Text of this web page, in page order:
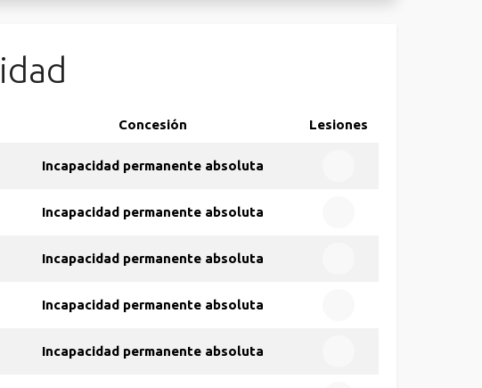
Concesión Lesiones
Incapacidad permanente absoluta
Incapacidad permanente absoluta
Incapacidad permanente absoluta
Incapacidad permanente absoluta
Incapacidad permanente absoluta